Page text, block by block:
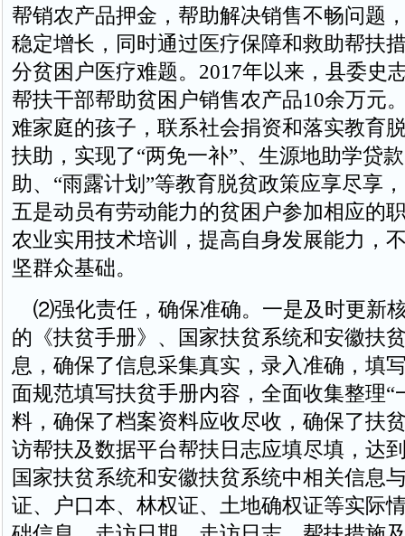
帮销农产品押金，帮助解决销售不畅问题
稳定增长，同时通过医疗保障和救助帮扶
分贫困户医疗难题。2017年以来，县委史
帮扶干部帮助贫困户销售农产品10余万元
难家庭的孩子，联系社会捐资和落实教育
扶助，实现了“两免一补”、生源地助学贷
助、“雨露计划”等教育脱贫政策应享尽享
五是动员有劳动能力的贫困户参加相应的
农业实用技术培训，提高自身发展能力，
坚群众基础。
⑵强化责任，确保准确。一是及时更新
的《扶贫手册》、国家扶贫系统和安徽扶
息，确保了信息采集真实，录入准确，填
面规范填写扶贫手册内容，全面收集整理“
料，确保了档案资料应收尽收，确保了扶
访帮扶及数据平台帮扶日志应填尽填，达
国家扶贫系统和安徽扶贫系统中相关信息
证、户口本、林权证、土地确权证等实际